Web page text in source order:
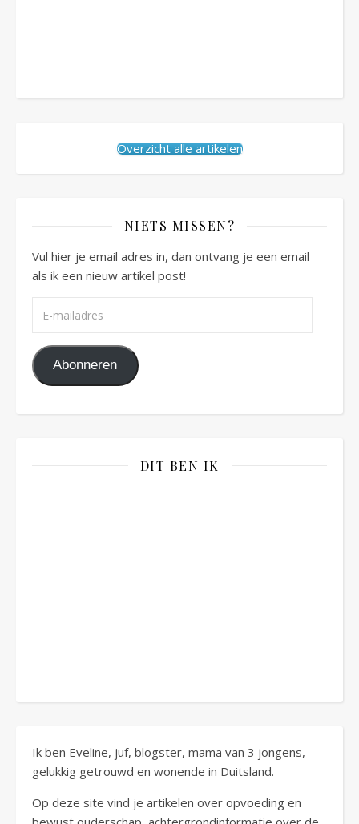
Overzicht alle artikelen
NIETS MISSEN?
Vul hier je email adres in, dan ontvang je een email
als ik een nieuw artikel post!
Abonneren
DIT BEN IK
Ik ben Eveline, juf, blogster, mama van 3 jongens,
gelukkig getrouwd en wonende in Duitsland.
Op deze site vind je artikelen over opvoeding en